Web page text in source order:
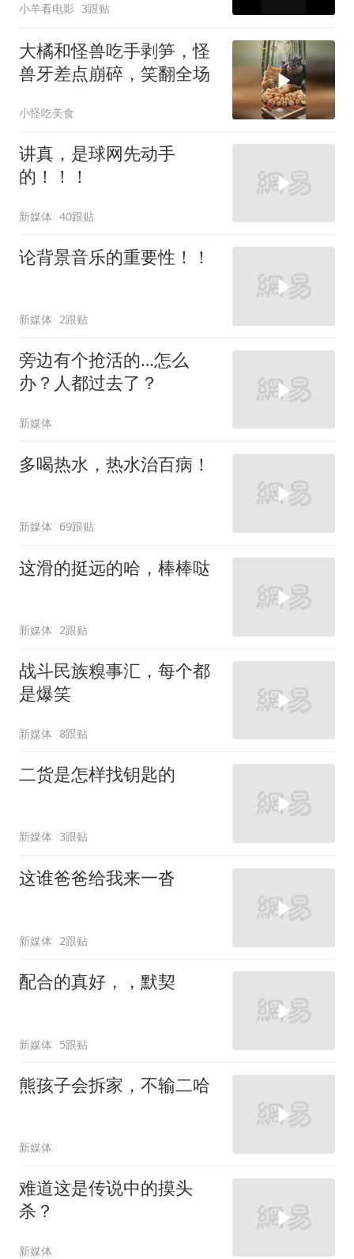
小羊看电影 3跟贴
大橘和怪兽吃手剥笋，怪
兽牙差点崩碎，笑翻全场
小怪吃美食
讲真，是球网先动手
的！！！
新媒体 40跟贴
论背景音乐的重要性！！
新媒体 2跟贴
旁边有个抢活的…怎么
办？人都过去了？
新媒体
多喝热水，热水治百病！
新媒体 69跟贴
这滑的挺远的哈，棒棒哒
新媒体 2跟贴
战斗民族糗事汇，每个都
是爆笑
新媒体 8跟贴
二货是怎样找钥匙的
新媒体 3跟贴
这谁爸爸给我来一沓
新媒体 2跟贴
配合的真好，，默契
新媒体 5跟贴
熊孩子会拆家，不输二哈
新媒体
难道这是传说中的摸头
杀？
新媒体